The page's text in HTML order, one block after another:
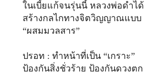
ในเบี้ยแก้จนรุ่นนี้ หลวงพ่อดำได้
สร้างกลไกทางจิตวิญญาณแบบ
“ผสมมวลสาร”
ปรอท : ทำหน้าที่เป็น “เกราะ”
ป้องกันสิ่งชั่วร้าย ป้องกันดวงตก